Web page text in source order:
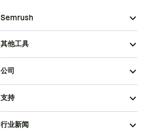
Semrush
其他工具
公司
支持
行业新闻